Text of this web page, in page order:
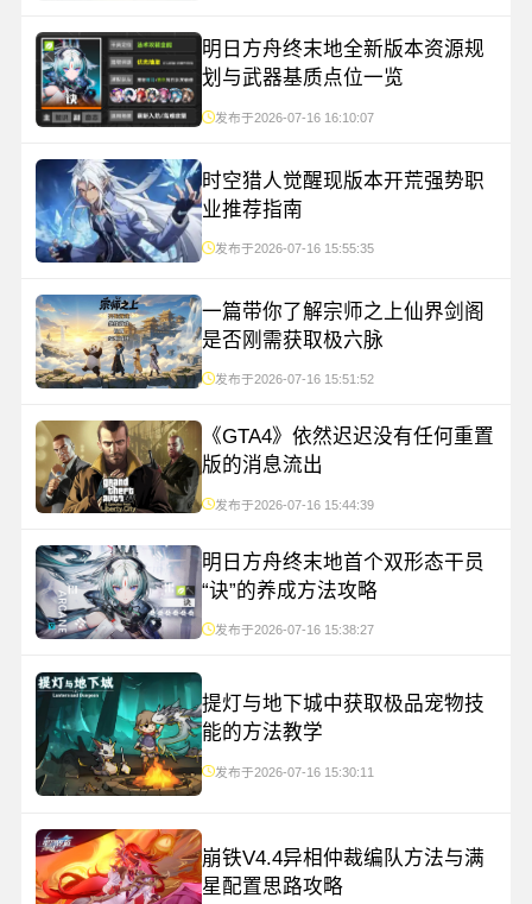
明日方舟终末地全新版本资源规
划与武器基质点位一览
发布于2026-07-16 16:10:07
时空猎人觉醒现版本开荒强势职
业推荐指南
发布于2026-07-16 15:55:35
一篇带你了解宗师之上仙界剑阁
是否刚需获取极六脉
发布于2026-07-16 15:51:52
《GTA4》依然迟迟没有任何重置
版的消息流出
发布于2026-07-16 15:44:39
明日方舟终末地首个双形态干员
“诀”的养成方法攻略
发布于2026-07-16 15:38:27
提灯与地下城中获取极品宠物技
能的方法教学
发布于2026-07-16 15:30:11
崩铁V4.4异相仲裁编队方法与满
星配置思路攻略